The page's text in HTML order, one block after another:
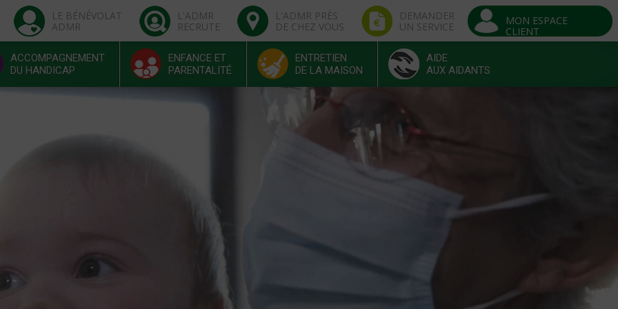
LE BÉNÉVOLAT
ADMR
L'ADMR
RECRUTE
L'ADMR PRÈS
DE CHEZ VOUS
DEMANDER
UN SERVICE
MON ESPACE
CLIENT
ACCOMPAGNEMENT
DU HANDICAP
ENFANCE ET
PARENTALITÉ
ENTRETIEN
DE LA MAISON
AIDE
AUX AIDANTS